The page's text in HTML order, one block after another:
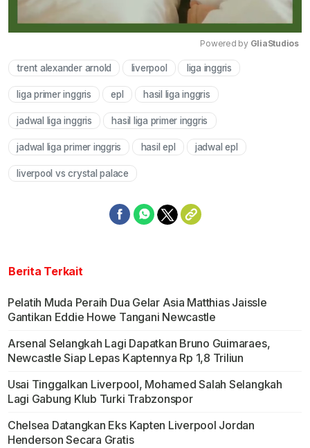
Powered by GliaStudios
trent alexander arnold liverpool liga inggris
liga primer inggris epl hasil liga inggris
jadwal liga inggris hasil liga primer inggris
jadwal liga primer inggris hasil epl jadwal epl
liverpool vs crystal palace
Berita Terkait
Pelatih Muda Peraih Dua Gelar Asia Matthias Jaissle
Gantikan Eddie Howe Tangani Newcastle
Arsenal Selangkah Lagi Dapatkan Bruno Guimaraes,
Newcastle Siap Lepas Kaptennya Rp 1,8 Triliun
Usai Tinggalkan Liverpool, Mohamed Salah Selangkah
Lagi Gabung Klub Turki Trabzonspor
Chelsea Datangkan Eks Kapten Liverpool Jordan
Henderson Secara Gratis